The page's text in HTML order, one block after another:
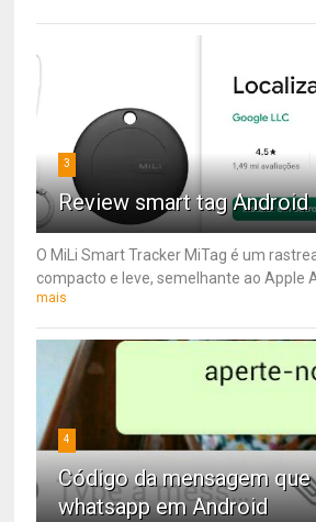
3
Review smart tag Android
O MiLi Smart Tracker MiTag é um
compacto e leve, semelhante ao Apple
mais
4
Código da mensagem
whatsapp em Android